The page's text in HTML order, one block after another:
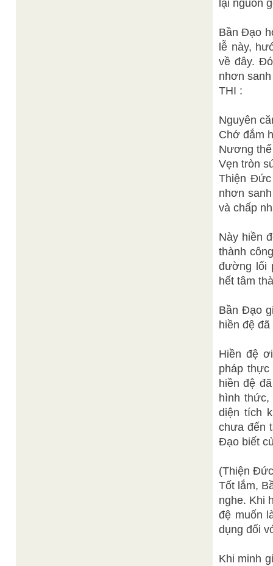
lại nguồn
Bần Đạo
lễ này,
về đây.
nhơn
THI :
Nguyên
Chớ đắm
Nương
Vẹn tròn
Thiện
nhơn
và chấp
Này hiền
thành
đường lối
hết tâm
Bần Đạo
hiền đệ
Hiền đệ
pháp
hiền đệ
hình
diện tích
chưa đến
Đạo biết
(Thiện
Tốt lắm,
nghe. Khi
đệ muốn
dụng đối
Khi minh